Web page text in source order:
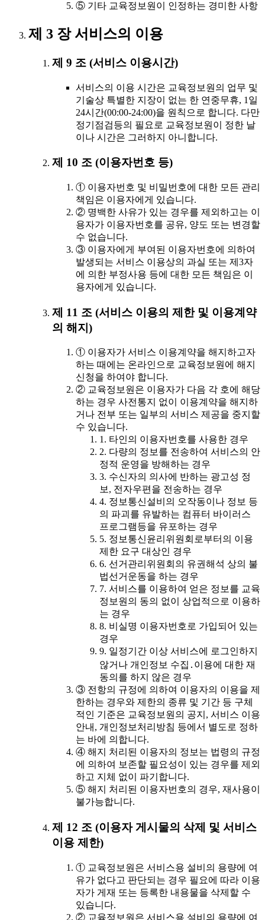
⑤ 기타 교육정보원이 인정하는 경미한 사항
제 3 장 서비스의 이용
제 9 조 (서비스 이용시간)
서비스의 이용 시간은 교육정보원의 업무 및
기술상 특별한 지장이 없는 한 연중무휴, 1일
24시간(00:00-24:00)을 원칙으로 합니다. 다만
정기점검등의 필요로 교육정보원이 정한 날
이나 시간은 그러하지 아니합니다.
제 10 조 (이용자번호 등)
① 이용자번호 및 비밀번호에 대한 모든 관리
책임은 이용자에게 있습니다.
② 명백한 사유가 있는 경우를 제외하고는 이
용자가 이용자번호를 공유, 양도 또는 변경할
수 없습니다.
③ 이용자에게 부여된 이용자번호에 의하여
발생되는 서비스 이용상의 과실 또는 제3자
에 의한 부정사용 등에 대한 모든 책임은 이
용자에게 있습니다.
제 11 조 (서비스 이용의 제한 및 이용계약
의 해지)
① 이용자가 서비스 이용계약을 해지하고자
하는 때에는 온라인으로 교육정보원에 해지
신청을 하여야 합니다.
② 교육정보원은 이용자가 다음 각 호에 해당
하는 경우 사전통지 없이 이용계약을 해지하
거나 전부 또는 일부의 서비스 제공을 중지할
수 있습니다.
1. 타인의 이용자번호를 사용한 경우
2. 다량의 정보를 전송하여 서비스의 안
정적 운영을 방해하는 경우
3. 수신자의 의사에 반하는 광고성 정
보, 전자우편을 전송하는 경우
4. 정보통신설비의 오작동이나 정보 등
의 파괴를 유발하는 컴퓨터 바이러스
프로그램등을 유포하는 경우
5. 정보통신윤리위원회로부터의 이용
제한 요구 대상인 경우
6. 선거관리위원회의 유권해석 상의 불
법선거운동을 하는 경우
7. 서비스를 이용하여 얻은 정보를 교육
정보원의 동의 없이 상업적으로 이용하
는 경우
8. 비실명 이용자번호로 가입되어 있는
경우
9. 일정기간 이상 서비스에 로그인하지
않거나 개인정보 수집․이용에 대한 재
동의를 하지 않은 경우
③ 전항의 규정에 의하여 이용자의 이용을 제
한하는 경우와 제한의 종류 및 기간 등 구체
적인 기준은 교육정보원의 공지, 서비스 이용
안내, 개인정보처리방침 등에서 별도로 정하
는 바에 의합니다.
④ 해지 처리된 이용자의 정보는 법령의 규정
에 의하여 보존할 필요성이 있는 경우를 제외
하고 지체 없이 파기합니다.
⑤ 해지 처리된 이용자번호의 경우, 재사용이
불가능합니다.
제 12 조 (이용자 게시물의 삭제 및 서비스
이용 제한)
① 교육정보원은 서비스용 설비의 용량에 여
유가 없다고 판단되는 경우 필요에 따라 이용
자가 게재 또는 등록한 내용물을 삭제할 수
있습니다.
② 교육정보원은 서비스용 설비의 용량에 여